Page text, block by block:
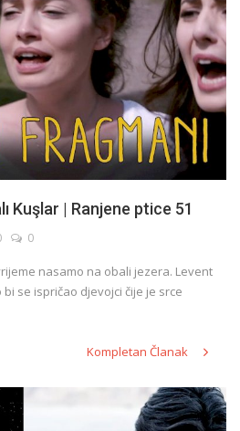
Kuşlar | Ranjene ptice 51
0
nasamo na obali jezera. Levent
se ispričao djevojci čije je srce
Kompletan Članak